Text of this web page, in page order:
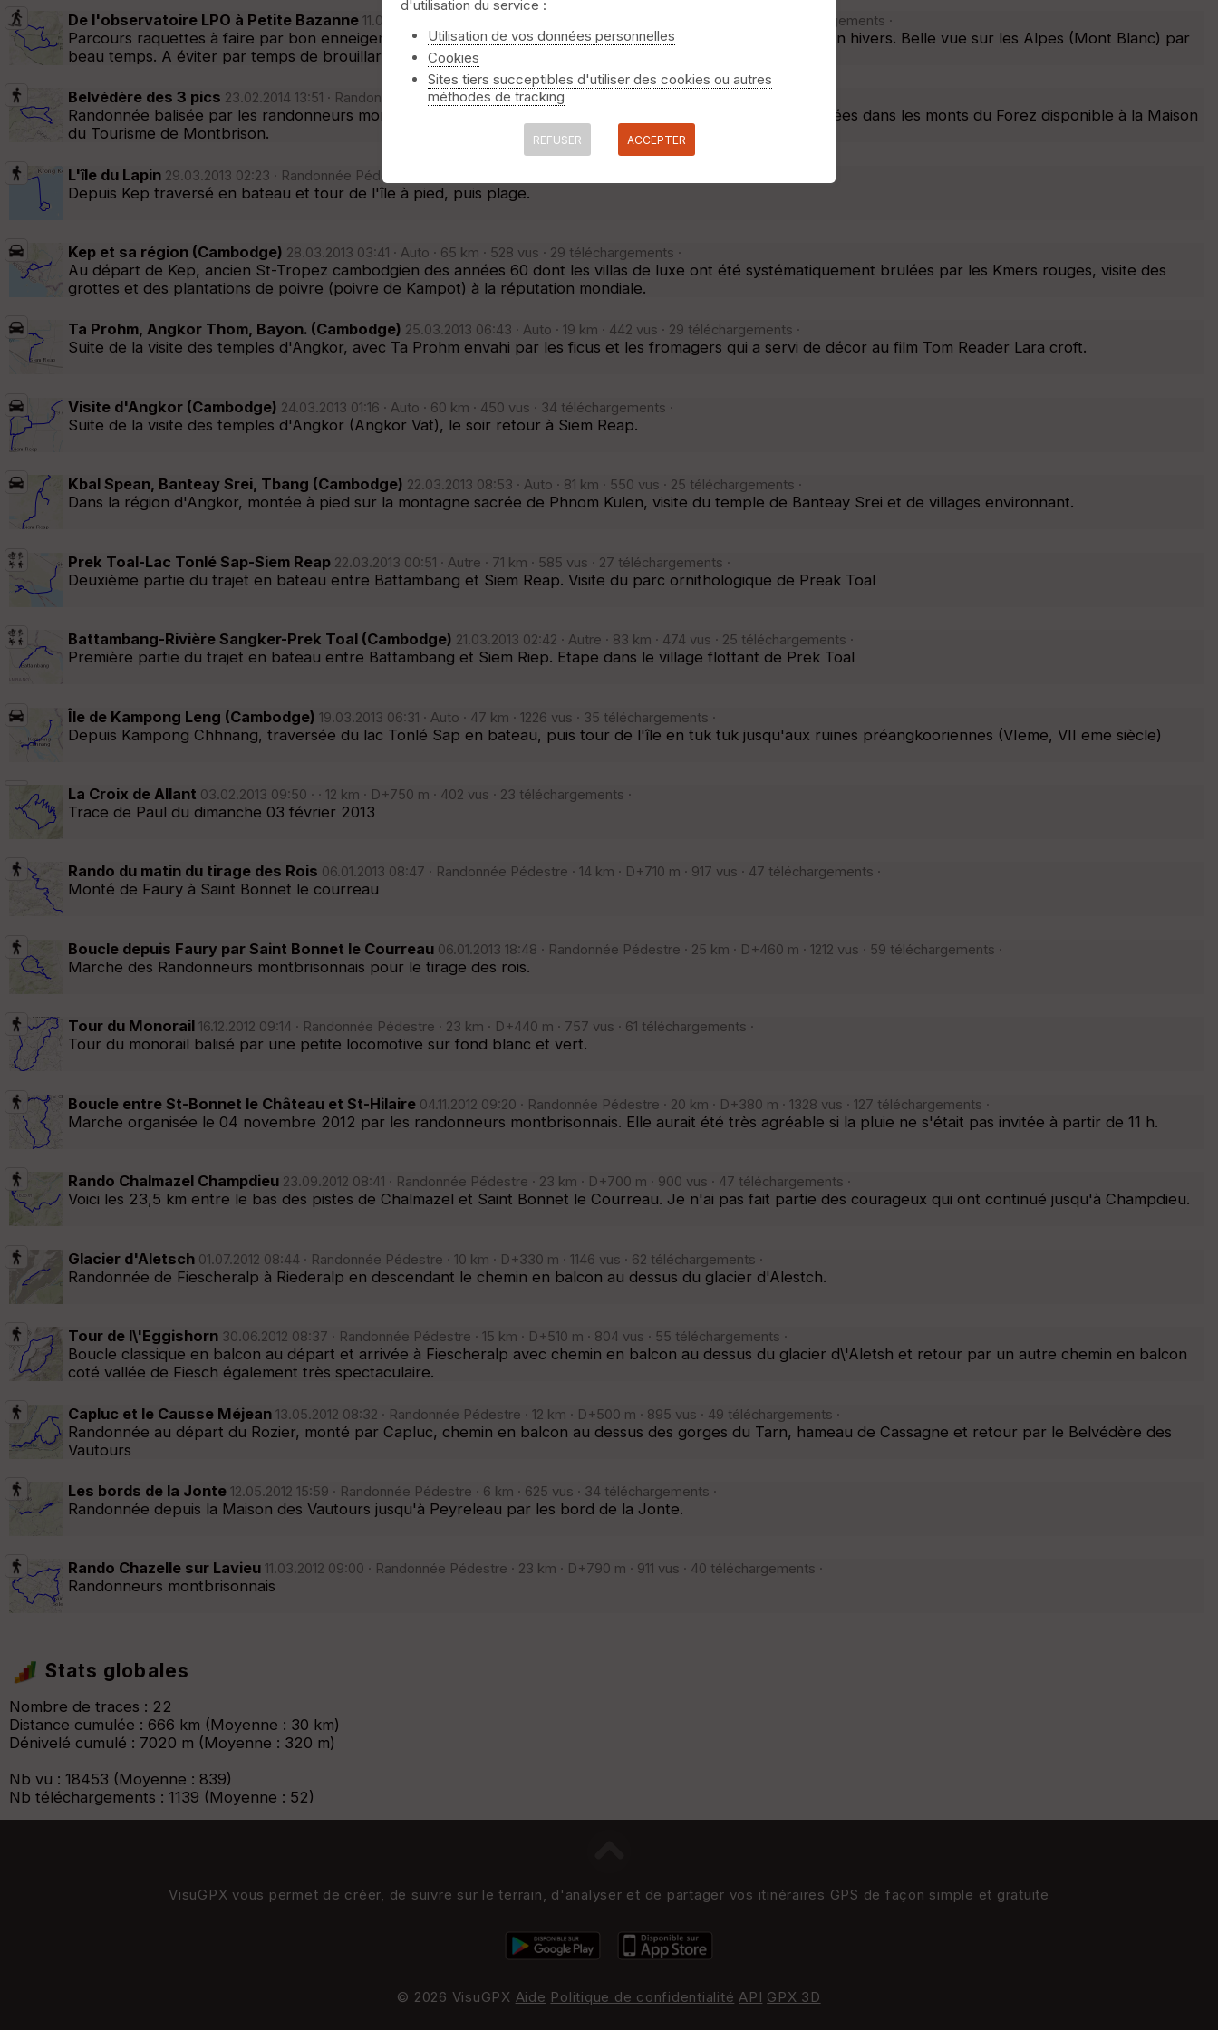
Afficher la cartodossier et sous-dossiers|ce dossier uniquement
De l'observatoire LPO à Petite Bazanne 11.02.2015 13:38 · Raquettes à neige · 8 km · D+240 m · 717 vus · 49 téléchargements ·
Parcours raquettes à faire par bon enneigement. le circuit emprunte des portions de route non dégagées en hivers. Belle vue sur les Alpes (Mont Blanc) par
beau temps. A éviter par temps de brouillard.
Belvédère des 3 pics 23.02.2014 13:51 · Randonnée Pédestre · 11 km · D+230 m · 1891 vus · 157 téléchargements ·
Randonnée balisée par les randonneurs montbrisonnais (parcours B) disponible dans le livret de 6 randonnées dans les monts du Forez disponible à la Maison
du Tourisme de Montbrison.
L'île du Lapin 29.03.2013 02:23 · Randonnée Pédestre · 13 km · 437 vus · 25 téléchargements ·
Depuis Kep traversé en bateau et tour de l'île à pied, puis plage.
Kep et sa région (Cambodge) 28.03.2013 03:41 · Auto · 65 km · 528 vus · 29 téléchargements ·
Au départ de Kep, ancien St-Tropez cambodgien des années 60 dont les villas de luxe ont été systématiquement brulées par les Kmers rouges, visite des
grottes et des plantations de poivre (poivre de Kampot) à la réputation mondiale.
Ta Prohm, Angkor Thom, Bayon. (Cambodge) 25.03.2013 06:43 · Auto · 19 km · 442 vus · 29 téléchargements ·
Suite de la visite des temples d'Angkor, avec Ta Prohm envahi par les ficus et les fromagers qui a servi de décor au film Tom Reader Lara croft.
Visite d'Angkor (Cambodge) 24.03.2013 01:16 · Auto · 60 km · 450 vus · 34 téléchargements ·
Suite de la visite des temples d'Angkor (Angkor Vat), le soir retour à Siem Reap.
Kbal Spean, Banteay Srei, Tbang (Cambodge) 22.03.2013 08:53 · Auto · 81 km · 550 vus · 25 téléchargements ·
Dans la région d'Angkor, montée à pied sur la montagne sacrée de Phnom Kulen, visite du temple de Banteay Srei et de villages environnant.
Prek Toal-Lac Tonlé Sap-Siem Reap 22.03.2013 00:51 · Autre · 71 km · 585 vus · 27 téléchargements ·
Deuxième partie du trajet en bateau entre Battambang et Siem Reap. Visite du parc ornithologique de Preak Toal
Battambang-Rivière Sangker-Prek Toal (Cambodge) 21.03.2013 02:42 · Autre · 83 km · 474 vus · 25 téléchargements ·
Première partie du trajet en bateau entre Battambang et Siem Riep. Etape dans le village flottant de Prek Toal
Île de Kampong Leng (Cambodge) 19.03.2013 06:31 · Auto · 47 km · 1226 vus · 35 téléchargements ·
Depuis Kampong Chhnang, traversée du lac Tonlé Sap en bateau, puis tour de l'île en tuk tuk jusqu'aux ruines préangkooriennes (VIeme, VII eme siècle)
La Croix de Allant 03.02.2013 09:50 · · 12 km · D+750 m · 402 vus · 23 téléchargements ·
Trace de Paul du dimanche 03 février 2013
Rando du matin du tirage des Rois 06.01.2013 08:47 · Randonnée Pédestre · 14 km · D+710 m · 917 vus · 47 téléchargements ·
Monté de Faury à Saint Bonnet le courreau
Boucle depuis Faury par Saint Bonnet le Courreau 06.01.2013 18:48 · Randonnée Pédestre · 25 km · D+460 m · 1212 vus · 59 téléchargements ·
Marche des Randonneurs montbrisonnais pour le tirage des rois.
Tour du Monorail 16.12.2012 09:14 · Randonnée Pédestre · 23 km · D+440 m · 757 vus · 61 téléchargements ·
Tour du monorail balisé par une petite locomotive sur fond blanc et vert.
Boucle entre St-Bonnet le Château et St-Hilaire 04.11.2012 09:20 · Randonnée Pédestre · 20 km · D+380 m · 1328 vus · 127 téléchargements ·
Marche organisée le 04 novembre 2012 par les randonneurs montbrisonnais. Elle aurait été très agréable si la pluie ne s'était pas invitée à partir de 11 h.
Rando Chalmazel Champdieu 23.09.2012 08:41 · Randonnée Pédestre · 23 km · D+700 m · 900 vus · 47 téléchargements ·
Voici les 23,5 km entre le bas des pistes de Chalmazel et Saint Bonnet le Courreau. Je n'ai pas fait partie des courageux qui ont continué jusqu'à Champdieu.
Glacier d'Aletsch 01.07.2012 08:44 · Randonnée Pédestre · 10 km · D+330 m · 1146 vus · 62 téléchargements ·
Randonnée de Fiescheralp à Riederalp en descendant le chemin en balcon au dessus du glacier d'Alestch.
Tour de l\'Eggishorn 30.06.2012 08:37 · Randonnée Pédestre · 15 km · D+510 m · 804 vus · 55 téléchargements ·
Boucle classique en balcon au départ et arrivée à Fiescheralp avec chemin en balcon au dessus du glacier d\'Aletsh et retour par un autre chemin en balcon
coté vallée de Fiesch également très spectaculaire.
Capluc et le Causse Méjean 13.05.2012 08:32 · Randonnée Pédestre · 12 km · D+500 m · 895 vus · 49 téléchargements ·
Randonnée au départ du Rozier, monté par Capluc, chemin en balcon au dessus des gorges du Tarn, hameau de Cassagne et retour par le Belvédère des
Vautours
Les bords de la Jonte 12.05.2012 15:59 · Randonnée Pédestre · 6 km · 625 vus · 34 téléchargements ·
Randonnée depuis la Maison des Vautours jusqu'à Peyreleau par les bord de la Jonte.
Rando Chazelle sur Lavieu 11.03.2012 09:00 · Randonnée Pédestre · 23 km · D+790 m · 911 vus · 40 téléchargements ·
Randonneurs montbrisonnais
Stats globales
Nombre de traces : 22
Distance cumulée : 666 km (Moyenne : 30 km)
Dénivelé cumulé : 7020 m (Moyenne : 320 m)
Nb vu : 18453 (Moyenne : 839)
Nb téléchargements : 1139 (Moyenne : 52)
VisuGPX vous permet de créer, de suivre sur le terrain, d'analyser et de partager vos itinéraires GPS de façon simple et gratuite
© 2026 VisuGPX Aide Politique de confidentialité API GPX 3D
d'utilisation du service :
Utilisation de vos données personnelles
Cookies
Sites tiers succeptibles d'utiliser des cookies ou autres
méthodes de tracking
REFUSER ACCEPTER